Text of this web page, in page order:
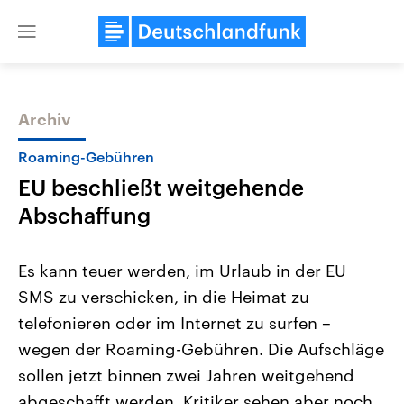
Close
Themen
Landtagswahl Sachsen-Anhalt
2026
Alle Informationen
Sachsen-Anhalt wählt am 6.
September 2026 einen neuen
Landtag. Seit 2021 wird das
Bundesland von einer Koalition aus
Aktuelle Beiträge,
Hintergründe
Wirtschaftlich und
gehören die Vereinigten
den mächtigsten Ländern
mit großem Einfluss auf
Archiv
Roaming-Gebühren
EU beschließt weitgehende
Abschaffung
Es kann teuer werden, im Urlaub in der EU
SMS zu verschicken, in die Heimat zu
telefonieren oder im Internet zu surfen –
wegen der Roaming-Gebühren. Die Aufschläge
sollen jetzt binnen zwei Jahren weitgehend